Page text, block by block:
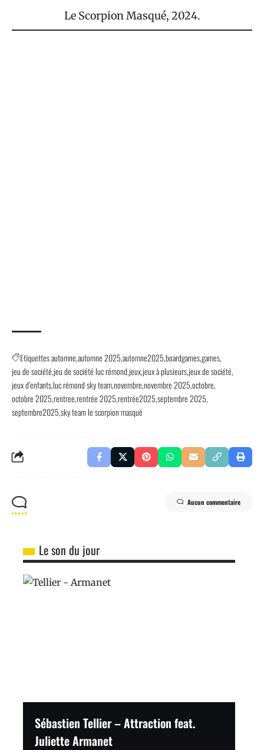
Le Scorpion Masqué, 2024.
Etiquettesautomneautomne 2025automne2025boardgamesgames
jeu de société jeu de société luc rémond jeuxjeux à plusieursjeux de société
jeux d’enfantsluc rémond sky teamnovembrenovembre 2025octobre
octobre 2025rentreerentrée 2025rentrée2025septembre 2025
septembre2025sky team le scorpion masqué
Aucun commentaire
Le son du jour
Sébastien Tellier – Attraction feat.
Juliette Armanet